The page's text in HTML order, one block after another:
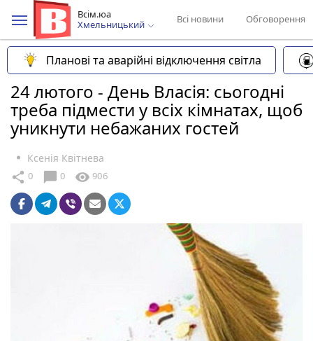
Всім.юа
Хмельницький
Всі новини Обговорення
Планові та аварійні відключення світла
24 лютого - День Власія: сьогодні
треба підмести у всіх кімнатах, щоб
уникнути небажаних гостей
Ксенія Квітнева
share 0 chat_bubble 0 visibility 906